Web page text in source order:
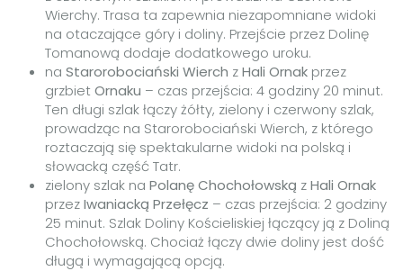
Wierchy. Trasa ta zapewnia niezapomniane widoki
na otaczające góry i doliny. Przejście przez Dolinę
Tomanową dodaje dodatkowego uroku.
na Starorobociański Wierch zHali Ornak przez
grzbiet Ornaku – czas przejścia: 4 godziny 20 minut.
Ten długi szlak łączy żółty, zielony i czerwony szlak,
prowadząc na Starorobociański Wierch, z którego
roztaczają się spektakularne widoki na polską i
słowacką część Tatr.
zielony szlak na Polanę Chochołowską zHali Ornak
przezIwaniacką Przełęcz – czas przejścia: 2 godziny
25 minut. Szlak Doliny Kościeliskiej łączący ją z Doliną
Chochołowską. Chociaż łączy dwie doliny jest dość
długą i wymagającą opcją.